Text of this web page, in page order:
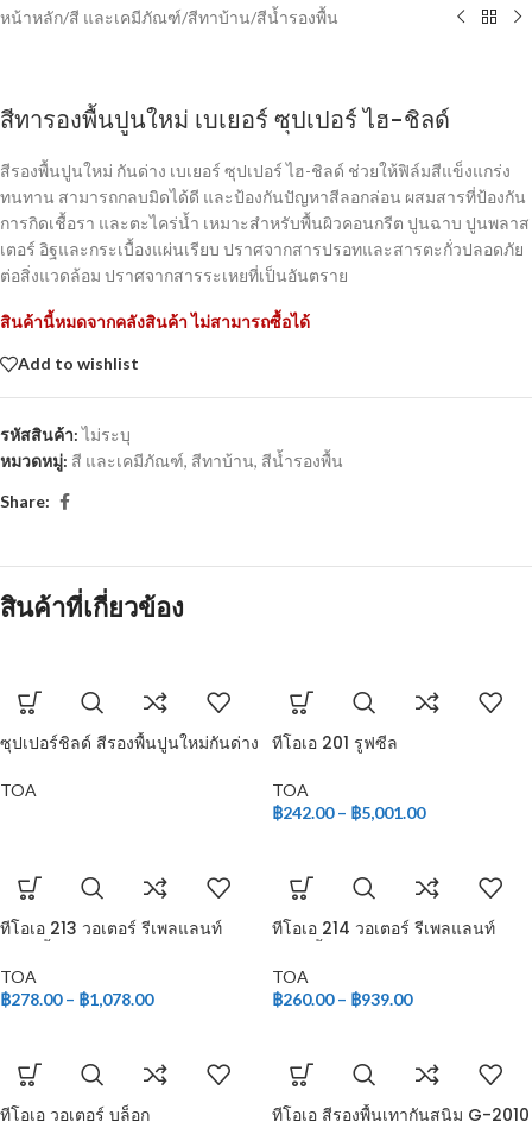
หน้าหลัก/สี และเคมีภัณฑ์/สีทาบ้าน/สีน้ำรองพื้น
สีทารองพื้นปูนใหม่ เบเยอร์ ซุปเปอร์ ไฮ-ชิลด์
สีรองพื้นปูนใหม่ กันด่าง เบเยอร์ ซุปเปอร์ ไฮ-ชิลด์ ช่วยให้ฟิล์มสีแข็งแกร่ง
ทนทาน สามารถกลบมิดได้ดี และป้องกันปัญหาสีลอกล่อน ผสมสารที่ป้องกัน
การกิดเชื้อรา และตะไคร่น้ำ เหมาะสำหรับพื้นผิวคอนกรีต ปูนฉาบ ปูนพลาส
เตอร์ อิฐและกระเบื้องแผ่นเรียบ ปราศจากสารปรอทและสารตะกั่วปลอดภัย
ต่อสิ่งแวดล้อม ปราศจากสารระเหยที่เป็นอันตราย
สินค้านี้หมดจากคลังสินค้า ไม่สามารถซื้อได้
Add to wishlist
รหัสสินค้า:ไม่ระบุ
หมวดหมู่: สี และเคมีภัณฑ์, สีทาบ้าน, สีน้ำรองพื้น
Share:
สินค้าที่เกี่ยวข้อง
ซุปเปอร์ชิลด์ สีรองพื้นปูนใหม่กันด่าง
TOA
ทีโอเอ 201 รูฟซีล
TOA
฿242.00 – ฿5,001.00
ทีโอเอ 213 วอเตอร์ รีเพลแลนท์
TOA
฿278.00 – ฿1,078.00
ทีโอเอ 214 วอเตอร์ รีเพลแลนท์
TOA
฿260.00 – ฿939.00
ทีโอเอ วอเตอร์ บล็อก ทีโอเอ สีรองพื้นเทากันสนิม G-2010